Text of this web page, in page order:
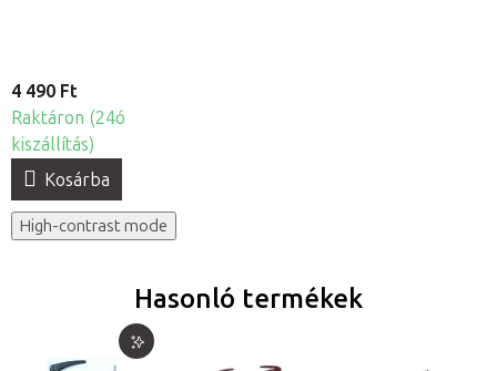
4 490 Ft
Raktáron (24ó
kiszállítás)
Kosárba
High-contrast mode
Hasonló termékek